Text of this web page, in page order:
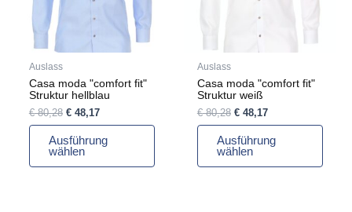
Auslass
Casa moda "comfort fit"
Struktur hellblau
€80,28 €48,17
Ausführung
wählen
Die
Optionen
können
der
Produktseite
gewählt
werden
Auslass
Casa moda "comfort fit"
Struktur weiß
€80,28 €48,17
Ausführung
wählen
können
der
Produktseite
gewählt
werden